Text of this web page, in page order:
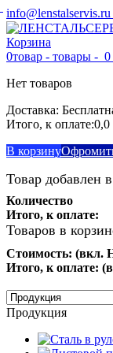
info@lenstalservis.ru
Корзина
0товар - товары - 0
Нет товаров
Доставка:
Итого, к оплате:0,0
В корзину
Товар добавлен
Количество
Итого, к оплате:
Товаров в
Стоимость: (вкл.
Итого, к оплате:
Продукция